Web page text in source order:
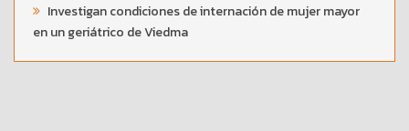
Investigan condiciones de internación de mujer mayor
en un geriátrico de Viedma